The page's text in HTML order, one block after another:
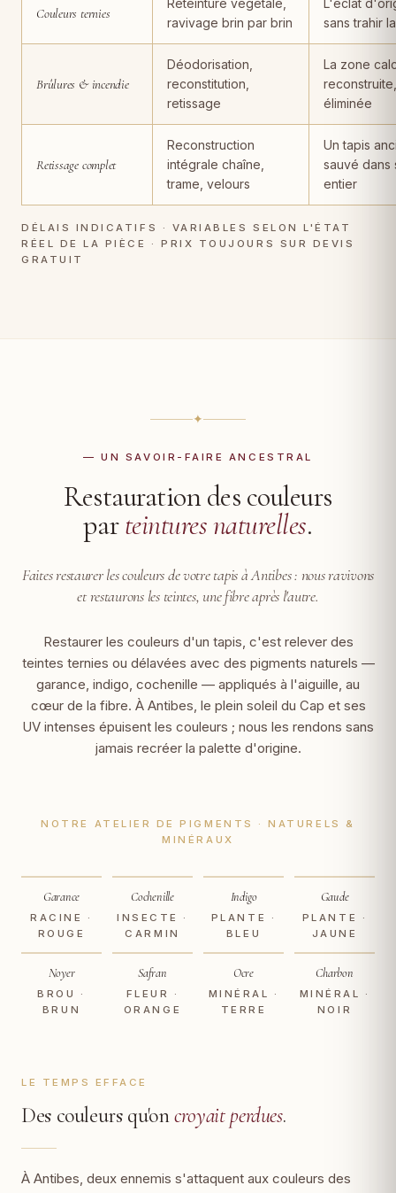
Couleurs ternies
Reteinture végétale,
ravivage brin par brin
L'éclat
sans trahir
Brûlures & incendie
Déodorisation,
reconstitution,
retissage
La zone
éliminée
Retissage complet
Reconstruction
intégrale chaîne,
trame, velours
Un tapis
sauvé dans
entier
DÉLAIS INDICATIFS · VARIABLES SELON L'ÉTAT
RÉEL DE LA PIÈCE · PRIX TOUJOURS SUR DEVIS
GRATUIT
✦
— UN SAVOIR-FAIRE ANCESTRAL
Restauration des couleurs
parteintures naturelles.
Faites restaurer les couleurs de votre tapis à Antibes : nous ravivons
et restaurons les teintes, une fibre après l'autre.
Restaurer les couleurs d'un tapis, c'est relever des
teintes ternies ou délavées avec des pigments naturels —
garance, indigo, cochenille — appliqués à l'aiguille, au
cœur de la fibre. À Antibes, le plein soleil du Cap et ses
UV intenses épuisent les couleurs ; nous les rendons sans
jamais recréer la palette d'origine.
NOTRE ATELIER DE PIGMENTS · NATURELS &
MINÉRAUX
Garance
RACINE ·
ROUGE
Cochenille
INSECTE ·
CARMIN
Indigo
PLANTE ·
BLEU
Gaude
PLANTE ·
JAUNE
Noyer
BROU ·
BRUN
Safran
FLEUR ·
ORANGE
Ocre
MINÉRAL ·
TERRE
Charbon
MINÉRAL ·
NOIR
LE TEMPS EFFACE
Des couleurs qu'oncroyait perdues.
À Antibes, deux ennemis s'attaquent aux couleurs des